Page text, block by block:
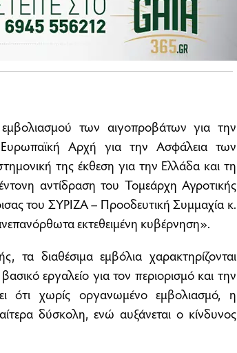
των αιγοπροβάτων για την
Ευρωπαϊκή Αρχή για την Ασφάλεια των
της έκθεση για την Ελλάδα και τη
αντίδραση του Τομεάρχη Αγροτικής
του ΣΥΡΙΖΑ – Προοδευτική Συμμαχία κ.
εκτεθειμένη κυβέρνηση».
διαθέσιμα εμβόλια χαρακτηρίζονται
εργαλείο για τον περιορισμό και την
ότι χωρίς οργανωμένο εμβολιασμό, η
δύσκολη, ενώ αυξάνεται ο κίνδυνος